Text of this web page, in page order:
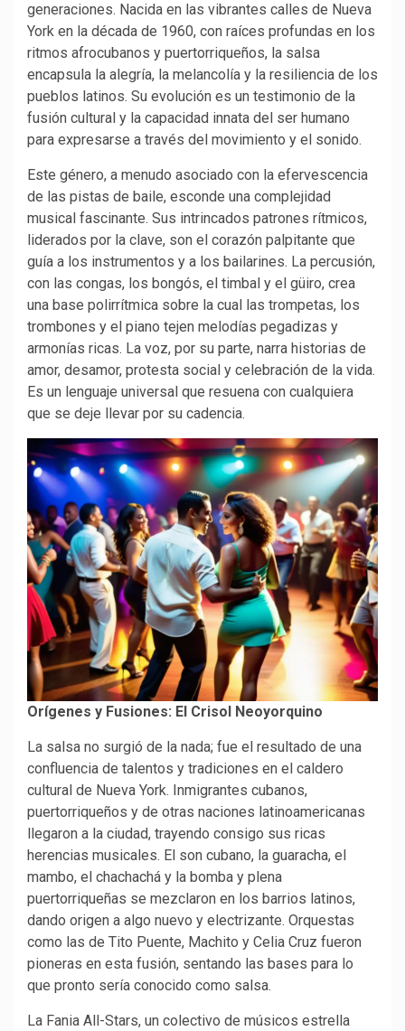
generaciones. Nacida en las vibrantes calles de Nueva
York en la década de 1960, con raíces profundas en los
ritmos afrocubanos y puertorriqueños, la salsa
encapsula la alegría, la melancolía y la resiliencia de los
pueblos latinos. Su evolución es un testimonio de la
fusión cultural y la capacidad innata del ser humano
para expresarse a través del movimiento y el sonido.
Este género, a menudo asociado con la efervescencia
de las pistas de baile, esconde una complejidad
musical fascinante. Sus intrincados patrones rítmicos,
liderados por la clave, son el corazón palpitante que
guía a los instrumentos y a los bailarines. La percusión,
con las congas, los bongós, el timbal y el güiro, crea
una base polirrítmica sobre la cual las trompetas, los
trombones y el piano tejen melodías pegadizas y
armonías ricas. La voz, por su parte, narra historias de
amor, desamor, protesta social y celebración de la vida.
Es un lenguaje universal que resuena con cualquiera
que se deje llevar por su cadencia.
Orígenes y Fusiones: El Crisol Neoyorquino
La salsa no surgió de la nada; fue el resultado de una
confluencia de talentos y tradiciones en el caldero
cultural de Nueva York. Inmigrantes cubanos,
puertorriqueños y de otras naciones latinoamericanas
llegaron a la ciudad, trayendo consigo sus ricas
herencias musicales. El son cubano, la guaracha, el
mambo, el chachachá y la bomba y plena
puertorriqueñas se mezclaron en los barrios latinos,
dando origen a algo nuevo y electrizante. Orquestas
como las de Tito Puente, Machito y Celia Cruz fueron
pioneras en esta fusión, sentando las bases para lo
que pronto sería conocido como salsa.
La Fania All-Stars, un colectivo de músicos estrella